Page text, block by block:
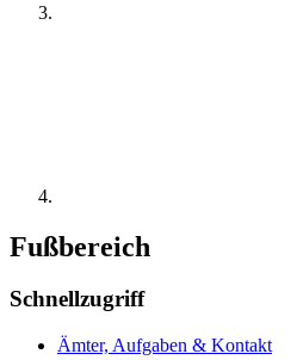
Fußbereich
Schnellzugriff
Ämter, Aufgaben & Kontakt